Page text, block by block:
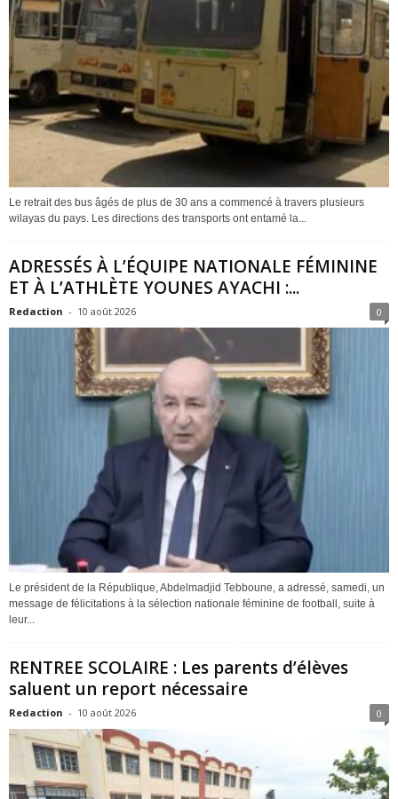
Le retrait des bus âgés de plus de 30 ans a commencé à travers plusieurs
wilayas du pays. Les directions des transports ont entamé la...
ADRESSÉS À L’ÉQUIPE NATIONALE FÉMININE
ET À L’ATHLÈTE YOUNES AYACHI :...
Redaction - 10 août 2026 0
Le président de la République, Abdelmadjid Tebboune, a adressé, samedi, un
message de félicitations à la sélection nationale féminine de football, suite à
leur...
RENTREE SCOLAIRE : Les parents d’élèves
saluent un report nécessaire
Redaction - 10 août 2026 0